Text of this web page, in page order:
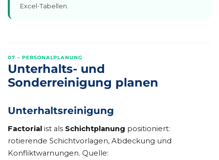
Excel-Tabellen.
07 – PERSONALPLANUNG
Unterhalts- und
Sonderreinigung planen
Unterhaltsreinigung
Factorial ist als Schichtplanung positioniert:
rotierende Schichtvorlagen, Abdeckung und
Konfliktwarnungen. Quelle: